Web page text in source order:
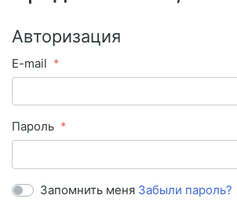
Авторизация
E-mail
Пароль
Запомнить меня Забыли пароль?